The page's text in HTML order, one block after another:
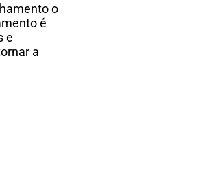
o
é
e
a